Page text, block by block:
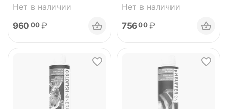
Нет в наличии
960 00 ₽
Нет в наличии
75600 ₽